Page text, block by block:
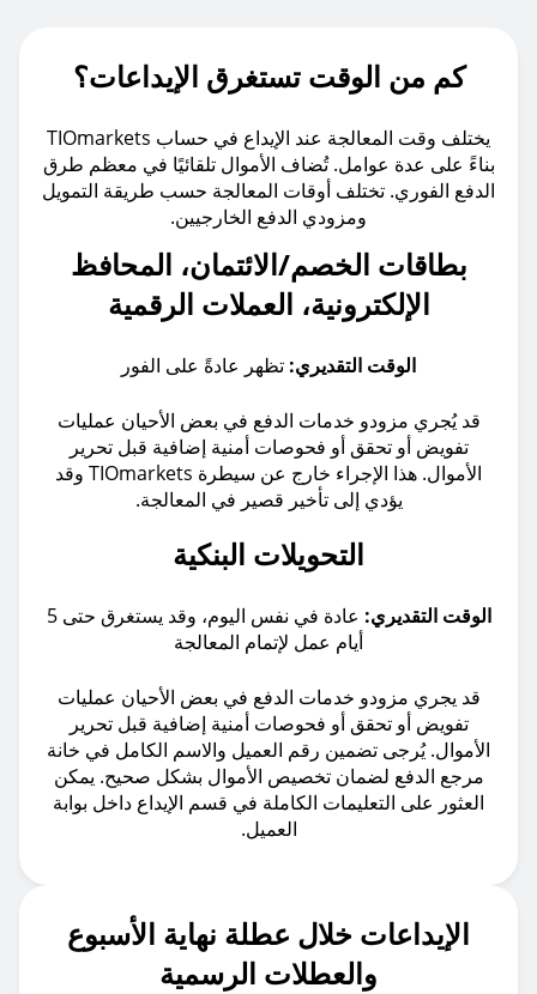
كم من الوقت تستغرق الإيداعات؟
يختلف وقت المعالجة عند الإيداع في حساب TIOmarkets
بناءً على عدة عوامل. تُضاف الأموال تلقائيًا في معظم طرق
الدفع الفوري. تختلف أوقات المعالجة حسب طريقة التمويل
ومزودي الدفع الخارجيين.
بطاقات الخصم/الائتمان، المحافظ
الإلكترونية، العملات الرقمية
الوقت التقديري: تظهر عادةً على الفور
قد يُجري مزودو خدمات الدفع في بعض الأحيان عمليات
تفويض أو تحقق أو فحوصات أمنية إضافية قبل تحرير
الأموال. هذا الإجراء خارج عن سيطرة TIOmarkets وقد
يؤدي إلى تأخير قصير في المعالجة.
التحويلات البنكية
الوقت التقديري:
عادة في نفس اليوم، وقد يستغرق حتى 5
أيام عمل لإتمام المعالجة
قد يجري مزودو خدمات الدفع في بعض الأحيان عمليات
تفويض أو تحقق أو فحوصات أمنية إضافية قبل تحرير
الأموال. يُرجى تضمين رقم العميل والاسم الكامل في خانة
مرجع الدفع لضمان تخصيص الأموال بشكل صحيح. يمكن
العثور على التعليمات الكاملة في قسم الإيداع داخل بوابة
العميل.
الإيداعات خلال عطلة نهاية الأسبوع
والعطلات الرسمية